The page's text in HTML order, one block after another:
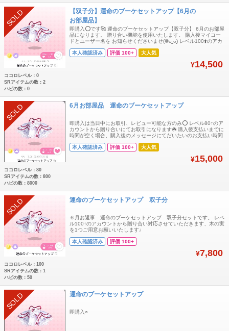
SOLD
【双子分】運命のブーケセットアップ【6月の
お部屋品】
即購入️️️⭕️です🥰 運命のブーケセットアップ【双子分】 6月のお部屋
品になります。 贈り合い機能を使用いたします。 購入後マイコー
ドとユーザー名を お知らせくださいませ(❁ᴗ͈ˬᴗ͈) レベル100⬆️のアカ
本人確認済み
評価 100+ 大人気
¥14,500
ココロレベル：0
SRアイテムの数：2
ハピの数：0
SOLD 6月お部屋品 運命のブーケセットアップ
即購入は当日中にお取引、レビュー可能な方のみ⭕️ レベル80↑のア
カウントから贈り合いにてお取引になります☘️ 購入後支払いまでに
時間が空く場合、購入後のメッセージにてだいたいのお支払い時間
本人確認済み
評価 100+ 大人気
¥15,000
ココロレベル：80
SRアイテムの数：800
ハピの数：8000
SOLD 運命のブーケセットアップ 双子分
６月お返事 運命のブーケセットアップ 双子分セットです。 レベ
ル100↑のアカウントから贈り合い対応させていただきます、木の実
を1つご用意お願いいたします♩
本人確認済み 評価 100+
¥7,800
ココロレベル：100
SRアイテムの数：1
ハピの数：50
SOLD 運命のブーケセットアップ
即購入○